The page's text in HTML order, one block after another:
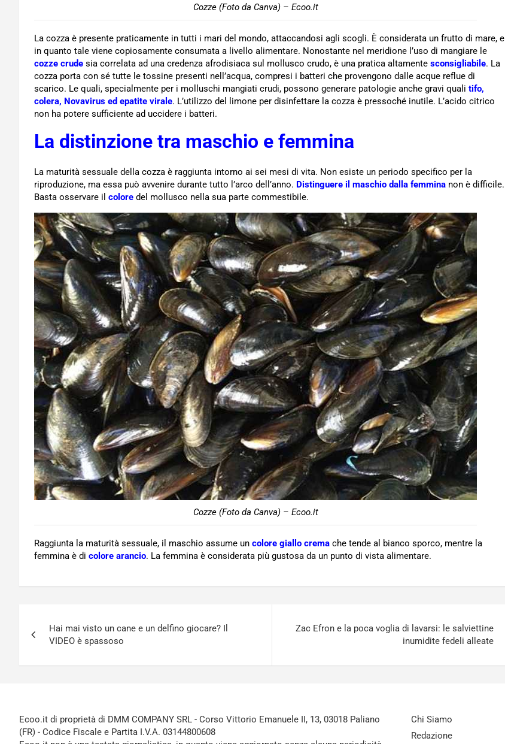
Cozze (Foto da Canva) – Ecoo.it
La cozza è presente praticamente in tutti i mari del mondo, attaccandosi agli scogli. È considerata un frutto di mare, e
in quanto tale viene copiosamente consumata a livello alimentare. Nonostante nel meridione l’uso di mangiare le
cozze crude sia correlata ad una credenza afrodisiaca sul mollusco crudo, è una pratica altamente sconsigliabile. La
cozza porta con sé tutte le tossine presenti nell’acqua, compresi i batteri che provengono dalle acque reflue di
scarico. Le quali, specialmente per i molluschi mangiati crudi, possono generare patologie anche gravi quali tifo,
colera, Novavirus ed epatite virale. L’utilizzo del limone per disinfettare la cozza è pressoché inutile. L’acido citrico
non ha potere sufficiente ad uccidere i batteri.
La distinzione tra maschio e femmina
La maturità sessuale della cozza è raggiunta intorno ai sei mesi di vita. Non esiste un periodo specifico per la
riproduzione, ma essa può avvenire durante tutto l’arco dell’anno. Distinguere il maschio dalla femmina non è difficile.
Basta osservare il colore del mollusco nella sua parte commestibile.
Cozze (Foto da Canva) – Ecoo.it
Raggiunta la maturità sessuale, il maschio assume un colore giallo crema che tende al bianco sporco, mentre la
femmina è di colore arancio. La femmina è considerata più gustosa da un punto di vista alimentare.
articoli
Hai mai visto un cane e un delfino giocare? Il
VIDEO è spassoso
Zac Efron e la poca voglia di lavarsi: le salviettine
inumidite fedeli alleate
Ecoo.it di proprietà di DMM COMPANY SRL - Corso Vittorio Emanuele II, 13, 03018 Paliano
(FR) - Codice Fiscale e Partita I.V.A. 03144800608
Chi Siamo
Redazione